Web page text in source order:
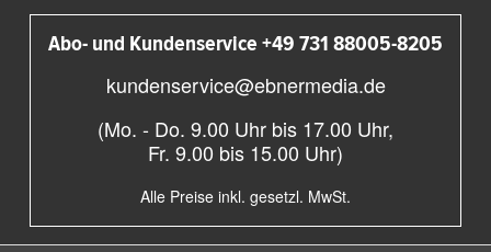
Abo- und Kundenservice +49 731 88005-8205
kundenservice@ebnermedia.de
(Mo. - Do. 9.00 Uhr bis 17.00 Uhr,
Fr. 9.00 bis 15.00 Uhr)
Alle Preise inkl. gesetzl. MwSt.